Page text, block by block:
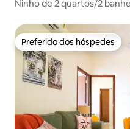
Ninho de 2 quartos/2
Preferido dos hóspedes
Preferido dos hóspedes